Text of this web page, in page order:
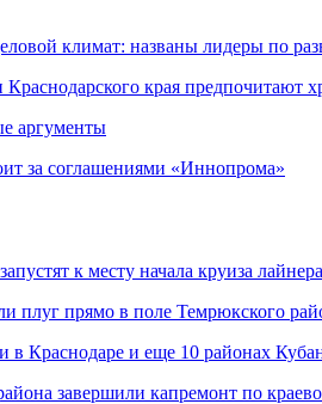
климат: названы лидеры по
края предпочитают
аргументы
за соглашениями «Иннопрома»
к месту начала круиза
плуг прямо в поле Темрюкского
в Краснодаре и еще 10 районах
завершили капремонт по